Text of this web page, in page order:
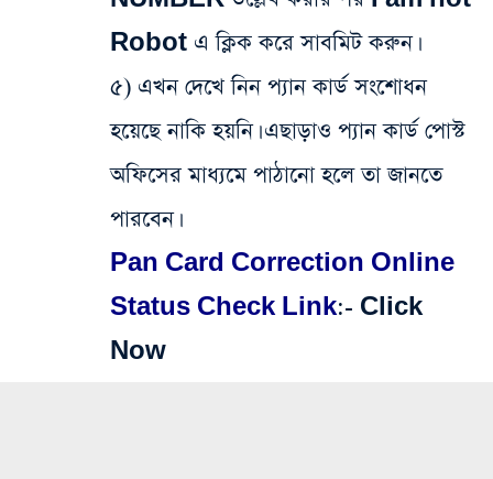
Robot এ ক্লিক করে সাবমিট করুন।
৫) এখন দেখে নিন প্যান কার্ড সংশোধন
হয়েছে নাকি হয়নি। এছাড়াও প্যান কার্ড পোস্ট
অফিসের মাধ্যমে পাঠানো হলে তা জানতে
পারবেন।
Pan Card Correction Online
Status Check Link:- Click
Now